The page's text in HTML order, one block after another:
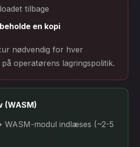
tilbage
en kopi
nødvendig for hver
operatørens lagringspolitik.
(WASM)
WASM-modul indlæses (~2-5